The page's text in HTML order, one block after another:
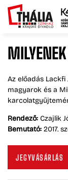
MILYENEK
Az előadás
magyarok és a
Rendező: Czajlik
Bemutató: 2017.
JEGYVÁSÁRLÁS